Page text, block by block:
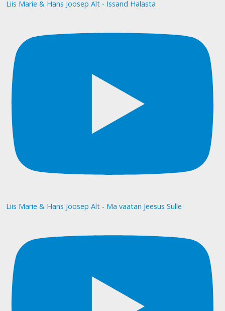
Liis Marie & Hans Joosep Alt - Issand Halasta
Liis Marie & Hans Joosep Alt - Ma vaatan Jeesus Sulle